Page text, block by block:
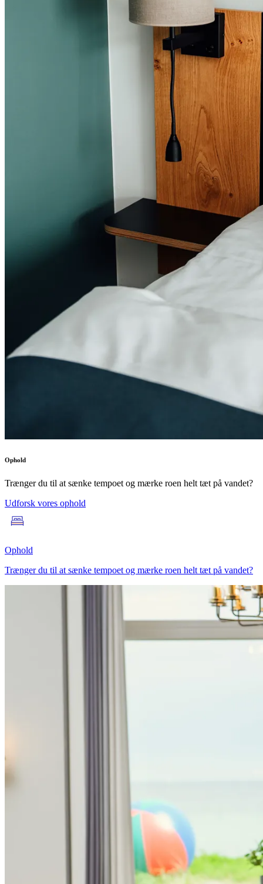
Ophold
Trænger du til at sænke tempoet og mærke roen helt tæt på vandet?
Udforsk vores ophold
Ophold
Trænger du til at sænke tempoet og mærke roen helt tæt på vandet?